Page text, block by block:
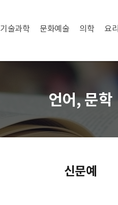
기술과학 문화예술 의학 요리
언어, 문학
신문예